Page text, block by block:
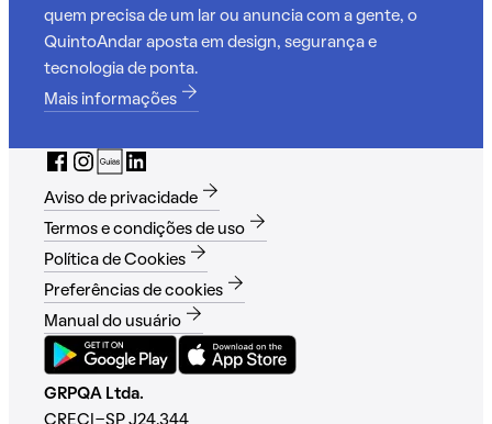
quem precisa de um lar ou anuncia com a gente, o
QuintoAndar aposta em design, segurança e
tecnologia de ponta.
Mais informações
Aviso de privacidade
Termos e condições de uso
Política de Cookies
Preferências de cookies
Manual do usuário
GRPQA Ltda.